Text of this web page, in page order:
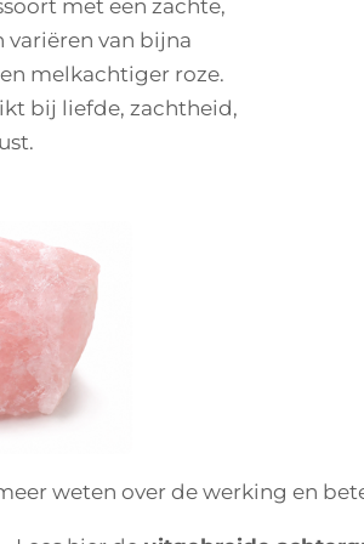
met een zachte,
van bijna
melkachtiger roze.
bij liefde, zachtheid,
weten over de werking en